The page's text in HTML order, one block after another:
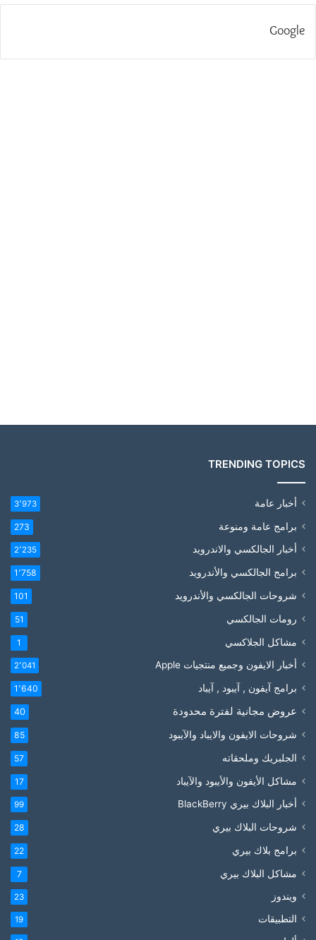
Google
TRENDING TOPICS
أخبار عامة 3٬973
برامج عامة ومنوعة 273
أخبار الجالكسي والاندرويد 2٬235
برامج الجالكسي والأندرويد 1٬758
شروحات الجالكسي والأندرويد 101
رومات الجالكسي 51
مشاكل الجلاكسي 1
أخبار الايفون وجميع منتجيات Apple 2٬041
برامج آيفون , آيبود , آيباد 1٬640
عروض مجانية لفترة محدودة 40
شروحات الايفون والايباد والآيبود 85
الجلبريك وملحقاته 57
مشاكل الأيفون والأيبود والآيباد 17
أخبار البلاك بيري BlackBerry 99
شروحات البلاك بيري 28
برامج بلاك بيري 22
مشاكل البلاك بيري 7
ويندوز 23
التطبيقات 19